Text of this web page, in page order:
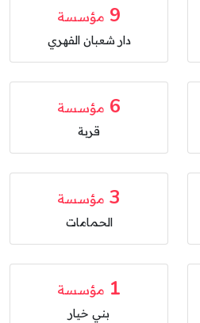
9 مؤسسة
دار شعبان الفهري
6 مؤسسة
قربة
3 مؤسسة
الحمامات
1 مؤسسة
بني خيار